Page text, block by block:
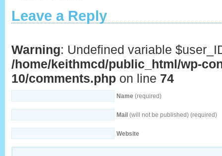
Leave a Reply
Warning: Undefined variable
/home/keithmcd/public_html/wp-
10/comments.php on line 74
Name (required)
Mail (will not be published) (required)
Website